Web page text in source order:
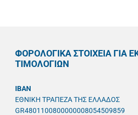
ΦΟΡΟΛΟΓΙΚΑ ΣΤΟΙΧΕΙΑ ΓΙΑ
ΤΙΜΟΛΟΓΙΩΝ
IBAN
ΕΘΝΙΚΗ ΤΡΑΠΕΖΑ ΤΗΣ ΕΛΛΑΔΟΣ
GR4801100800000008054509859